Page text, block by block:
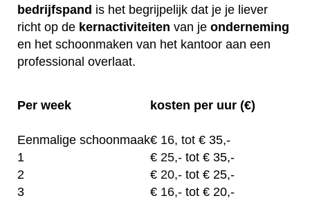
bedrijfspand is het begrijpelijk dat je je liever
richt op de kernactiviteiten van je onderneming
en het schoonmaken van het kantoor aan een
professional overlaat.
Per week kosten per uur (€)
Eenmalige schoonmaak€ 16, tot € 35,-
1
€ 25,- tot € 35,-
2
€ 20,- tot € 25,-
3
€ 16,- tot € 20,-